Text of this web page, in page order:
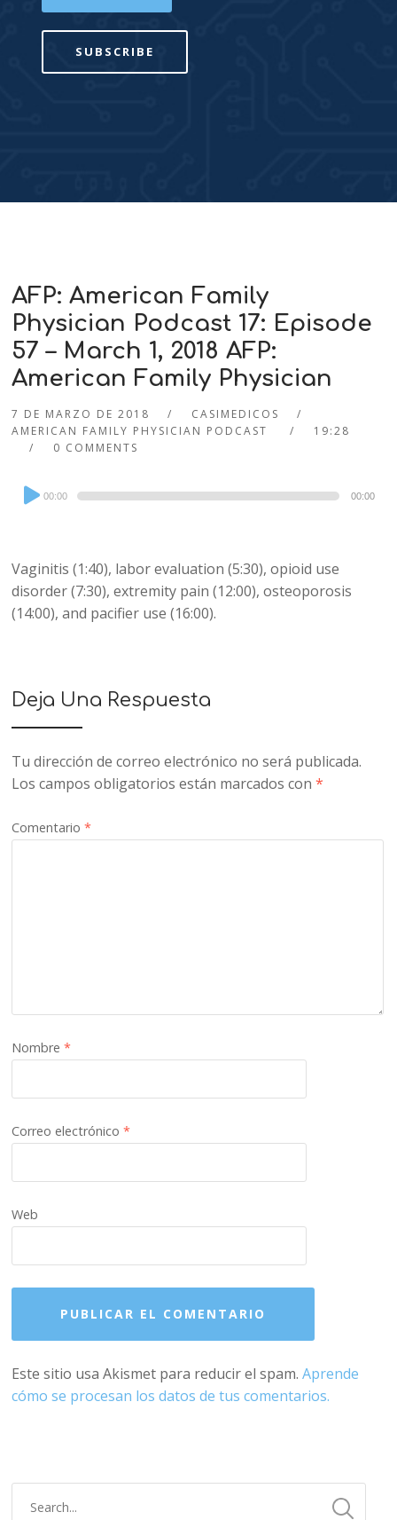
SUBSCRIBE
AFP: American Family
Physician Podcast 17: Episode
57 – March 1, 2018 AFP:
American Family Physician
7 DE MARZO DE 2018
CASIMEDICOS
AMERICAN FAMILY PHYSICIAN PODCAST
19:28
0 COMMENTS
Audio
Player
00:00 00:00
Vaginitis (1:40), labor evaluation (5:30), opioid use
disorder (7:30), extremity pain (12:00), osteoporosis
(14:00), and pacifier use (16:00).
Deja Una Respuesta
Tu dirección de correo electrónico no será publicada.
Los campos obligatorios están marcados con*
Comentario*
Nombre*
Correo electrónico*
Web
Este sitio usa Akismet para reducir el spam.Aprende
cómo se procesan los datos de tus comentarios.